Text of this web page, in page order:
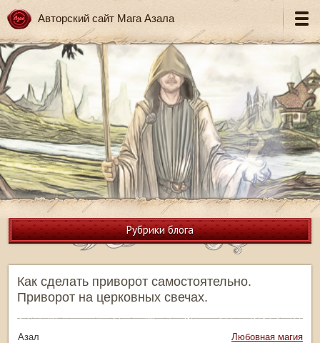
Авторский сайт Мага Азала
Рубрики блога
Как сделать приворот самостоятельно.
Приворот на церковных свечах.
Азал Любовная магия